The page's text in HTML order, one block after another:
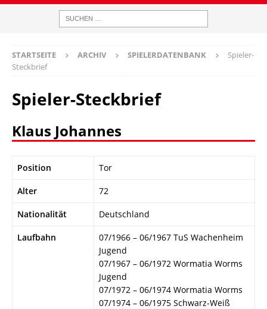
STARTSEITE ARCHIV SPIELERDATENBANK
Spieler-
Steckbrief
Spieler-Steckbrief
Klaus Johannes
Position Tor
Alter 72
Nationalität Deutschland
Laufbahn
07/1966 – 06/1967 TuS Wachenheim
Jugend
07/1967 – 06/1972 Wormatia Worms
Jugend
07/1972 – 06/1974 Wormatia Worms
07/1974 – 06/1975 Schwarz-Weiß